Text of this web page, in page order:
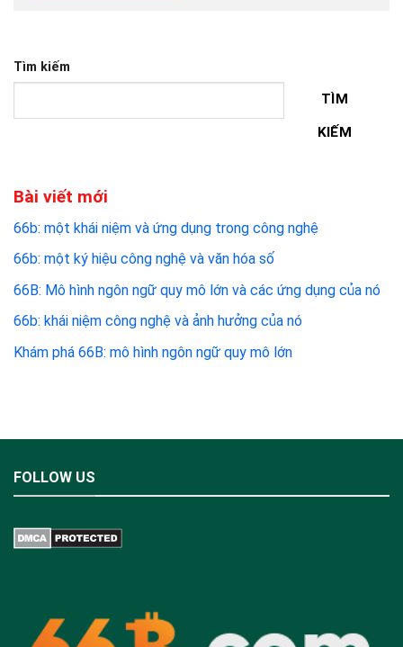
Tìm kiếm
TÌM
KIẾM
Bài viết mới
66b: một khái niệm và ứng dụng trong công nghệ
66b: một ký hiệu công nghệ và văn hóa số
66B: Mô hình ngôn ngữ quy mô lớn và các ứng dụng của nó
66b: khái niệm công nghệ và ảnh hưởng của nó
Khám phá 66B: mô hình ngôn ngữ quy mô lớn
FOLLOW US